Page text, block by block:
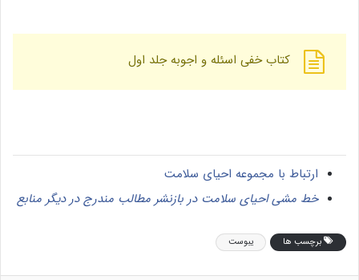
کتاب خفی اسئله و اجوبه جلد اول
ارتباط با مجموعه احیای سلامت
خط مشی احیای سلامت در بازنشر مطالب مندرج در دیگر منابع
برچسب ها یبوست